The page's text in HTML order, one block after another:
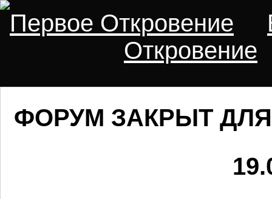
Первое Откровение
Откровение
ФОРУМ ЗАКРЫТ